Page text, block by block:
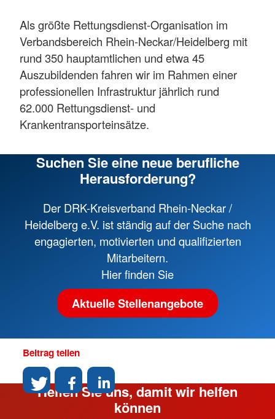
Als größte Rettungsdienst-Organisation im
Verbandsbereich Rhein-Neckar/Heidelberg mit
rund 350 hauptamtlichen und etwa 45
Auszubildenden fahren wir im Rahmen einer
professionellen Infrastruktur jährlich rund
62.000 Rettungsdienst- und
Krankentransporteinsätze.
Suchen Sie eine neue berufliche
Herausforderung?
Der DRK-Kreisverband Rhein-Neckar /
Heidelberg e.V. ist ständig auf der Suche nach
engagierten, motivierten und qualifizierten
Mitarbeitern.
Hier finden Sie
Aktuelle Stellenangebote
Beitrag teilen
Helfen Sie uns, damit wir helfen
können